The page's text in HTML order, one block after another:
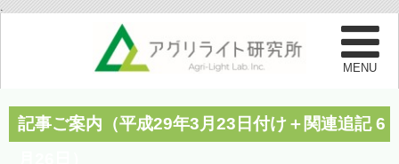
.
記事ご案内（平成29年3月23日付け＋関連追記 6